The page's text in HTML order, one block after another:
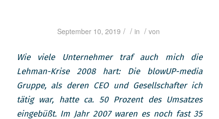
September 10, 2019 / / in / von
Wie viele Unternehmer traf auch mich die
Lehman-Krise 2008 hart: Die blowUP-media
Gruppe, als deren CEO und Gesellschafter ich
tätig war, hatte ca. 50 Prozent des Umsatzes
eingebüßt. Im Jahr 2007 waren es noch fast 35